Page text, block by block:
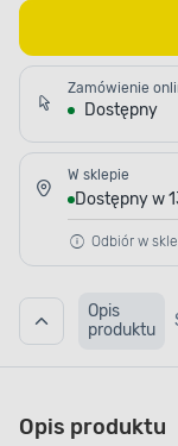
Zamówienie
Dostępny
W sklepie
Dostępny w
Odbiór w
Opis
produktu
Opis produktu